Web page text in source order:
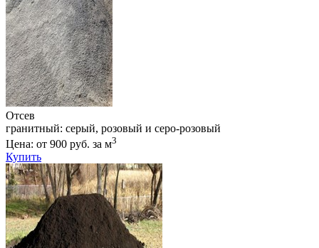
Отсев
гранитный: серый, розовый и серо-розовый
Цена: от 900 руб. за м3
Купить